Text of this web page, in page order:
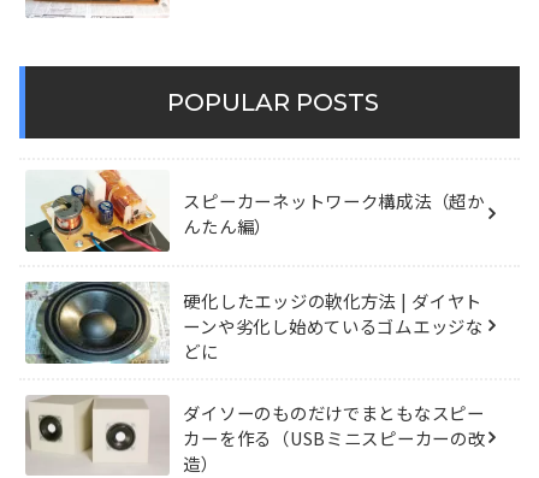
POPULAR POSTS
スピーカーネットワーク構成法（超か
んたん編）
硬化したエッジの軟化方法 | ダイヤト
ーンや劣化し始めているゴムエッジな
どに
ダイソーのものだけでまともなスピー
カーを作る（USBミニスピーカーの改
造）